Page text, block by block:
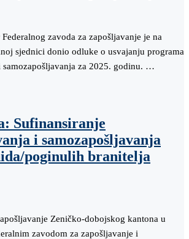
zavoda za zapošljavanje je na
sjednici donio odluke o usvajanju programa
samozapošljavanja za 2025. godinu. …
Sufinansiranje
i samozapošljavanja
poginulih branitelja
Zeničko-dobojskog kantona u
zavodom za zapošljavanje i